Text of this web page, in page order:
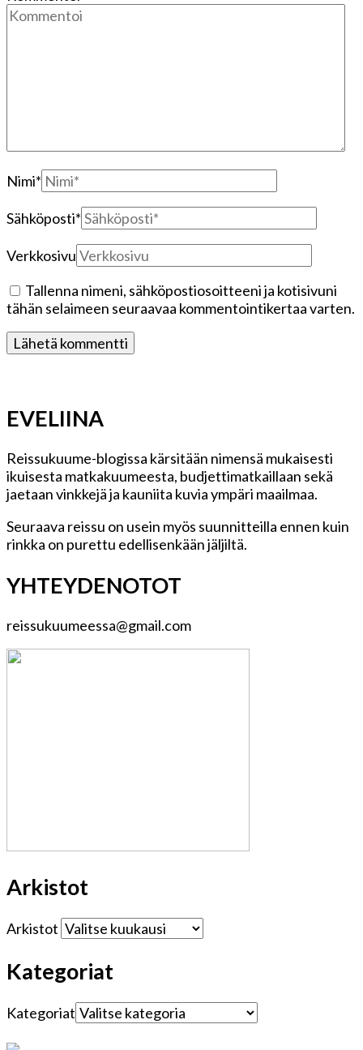
Nimi*
Sähköposti*
Verkkosivu
Tallenna nimeni, sähköpostiosoitteeni ja kotisivuni
tähän selaimeen seuraavaa kommentointikertaa varten.
EVELIINA
Reissukuume-blogissa kärsitään nimensä mukaisesti
ikuisesta matkakuumeesta, budjettimatkaillaan sekä
jaetaan vinkkejä ja kauniita kuvia ympäri maailmaa.
Seuraava reissu on usein myös suunnitteilla ennen kuin
rinkka on purettu edellisenkään jäljiltä.
YHTEYDENOTOT
reissukuumeessa@gmail.com
Arkistot
Arkistot
Kategoriat
Kategoriat